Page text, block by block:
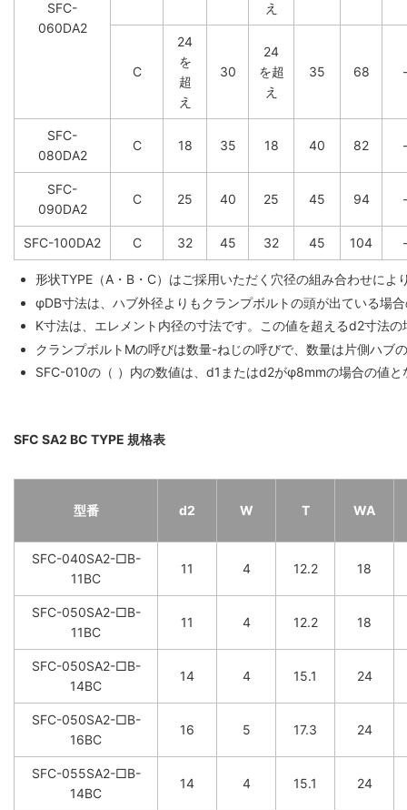
SFC-
060DA2
え
C
24
を
超
え
30
24
を超
え
35 68 -
SFC-
080DA2
C 18 35 18 40 82 -
SFC-
090DA2
C 25 40 25 45 94 -
SFC-100DA2 C 32 45 32 45 104 -
形状TYPE（A・B・C）はご採用いただく穴径の組み合わせに
φDB寸法は、ハブ外径よりもクランプボルトの頭が出ている場
K寸法は、エレメント内径の寸法です。この値を超えるd2寸法
クランプボルトMの呼びは数量-ねじの呼びで、数量は片側ハブ
SFC-010の（ ）内の数値は、d1またはd2がφ8mmの場合の値と
SFC SA2 BC TYPE 規格表
型番 d2 W T WA
SFC-040SA2-□B-
11BC
11 4 12.2 18
SFC-050SA2-□B-
11BC
11 4 12.2 18
SFC-050SA2-□B-
14BC
14 4 15.1 24
SFC-050SA2-□B-
16BC
16 5 17.3 24
SFC-055SA2-□B-
14BC
14 4 15.1 24